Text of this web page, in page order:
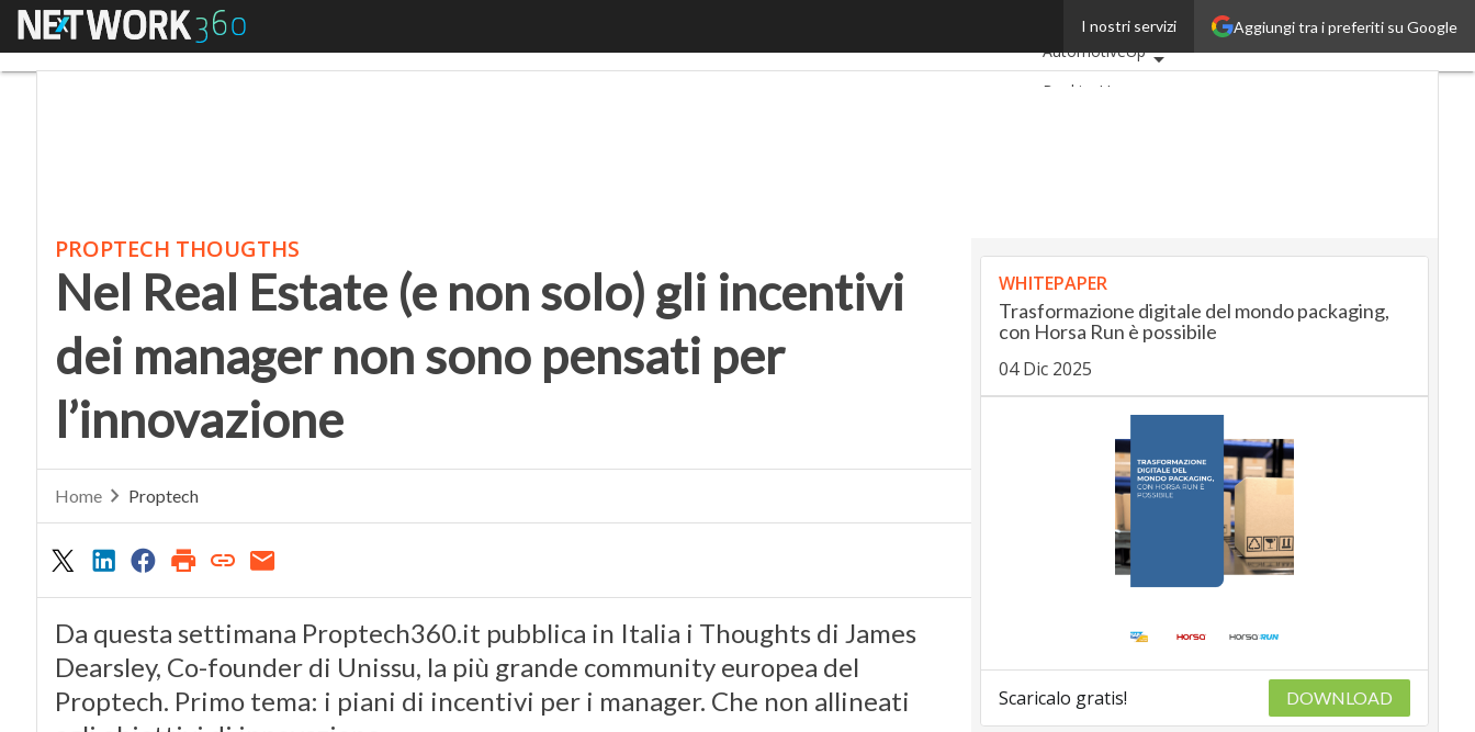
Aggiungi tra i preferiti su Google
I nostri servizi
Menu
Ultimi articoli
AutomotiveUp
BankingUp
ProptechStartup
PROPTECH THOUGTHS
Nel Real Estate (e non solo) gli incentivi
dei manager non sono pensati per
l’innovazione
Home Proptech
Da questa settimana Proptech360.it pubblica in Italia i Thoughts di James
Dearsley, Co-founder di Unissu, la più grande community europea del
Proptech. Primo tema: i piani di incentivi per i manager. Che non allineati
WHITEPAPER
Trasformazione digitale del mondo packaging,
con Horsa Run è possibile
04 Dic 2025
Scaricalo gratis! DOWNLOAD